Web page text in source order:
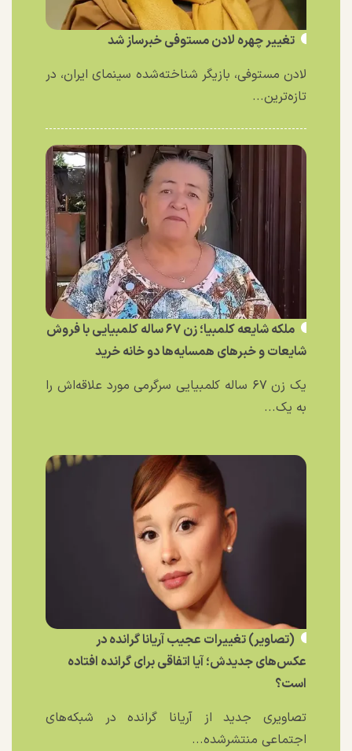
تغییر چهره لادن مستوفی خبرساز شد
لادن مستوفی، بازیگر شناخته‌شده سینمای ایران، در
تازه‌ترین...
ملکه شایعه کلمبیا؛ زن ۶۷ ساله کلمبیایی با فروش
شایعات و خبر‌های همسایه‌ها دو خانه خرید
یک زن ۶۷ ساله کلمبیایی سرگرمی مورد علاقه‌اش را
به یک...
(تصاویر) تغییرات عجیب آریانا گرانده در
عکس‌های جدیدش؛ آیا اتفاقی برای گرانده افتاده
است؟
تصاویری جدید از آریانا گرانده در شبکه‌های
اجتماعی منتشرشده...